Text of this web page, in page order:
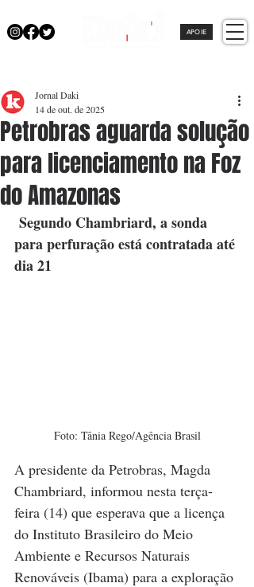
APOIE
Petrobras aguarda solução
para licenciamento na Foz
do Amazonas
Jornal Daki
14 de out. de 2025
Segundo Chambriard, a sonda
para perfuração está contratada até
dia 21
Foto: Tânia Rego/Agência Brasil
A presidente da Petrobras, Magda
Chambriard, informou nesta terça-
feira (14) que esperava que a licença
do Instituto Brasileiro do Meio
Ambiente e Recursos Naturais
Renováveis (Ibama) para a exploração